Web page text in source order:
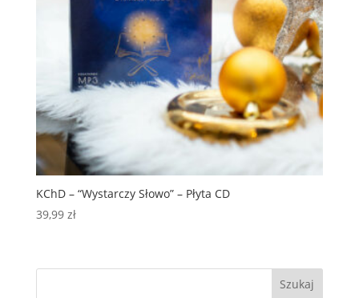
KChD – “Wystarczy Słowo” – Płyta CD
39,99 zł
Szukaj